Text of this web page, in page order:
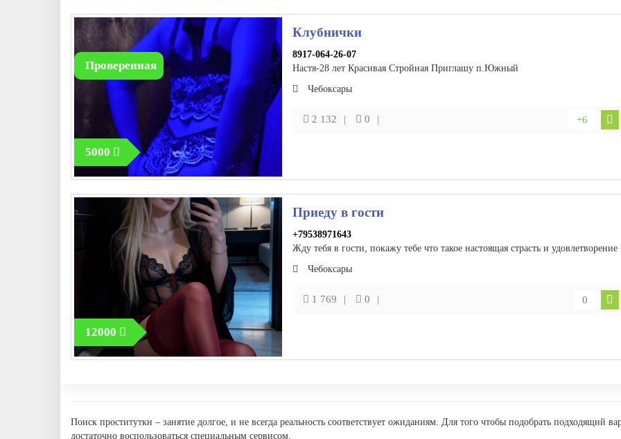
5000
Проверенная
Клубнички
8917-064-26-07
Настя-28 лет Красивая Стройная Приглашу п.Южный
Чебоксары
2 132 0 +6
12000
Приеду в гости
+79538971643
Жду тебя в гости, покажу тебе что такое настоящая страсть и удовлетворение
Чебоксары
1 769 0 0
Поиск проститутки – занятие долгое, и не всегда реальность соответствует ожиданиям. Для того чтобы подобрать подходящий
достаточно воспользоваться специальным сервисом.